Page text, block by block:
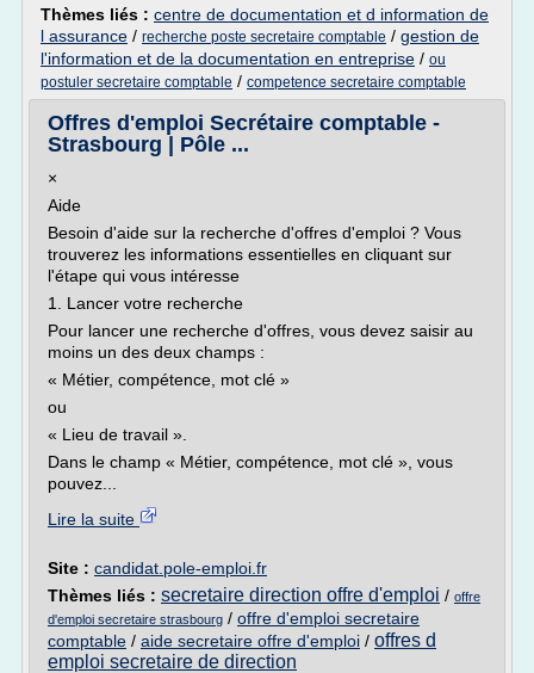
Thèmes liés : centre de documentation et d information de
l assurance / recherche poste secretaire comptable / gestion de
l'information et de la documentation en entreprise / ou
postuler secretaire comptable / competence secretaire comptable
Offres d'emploi Secrétaire comptable -
Strasbourg | Pôle ...
×
Aide
Besoin d'aide sur la recherche d'offres d'emploi ? Vous
trouverez les informations essentielles en cliquant sur
l'étape qui vous intéresse
1. Lancer votre recherche
Pour lancer une recherche d'offres, vous devez saisir au
moins un des deux champs :
« Métier, compétence, mot clé »
ou
« Lieu de travail ».
Dans le champ « Métier, compétence, mot clé », vous
pouvez...
Lire la suite
Site : candidat.pole-emploi.fr
Thèmes liés : secretaire direction offre d'emploi / offre
d'emploi secretaire strasbourg / offre d'emploi secretaire
comptable / aide secretaire offre d'emploi / offres d
emploi secretaire de direction